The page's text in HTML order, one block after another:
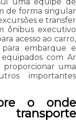
de forma singular
e transfer
ônibus executivo
acesso ao carro,
para embarque e
equipados com Ar
proporcionar uma
importantes
o onde